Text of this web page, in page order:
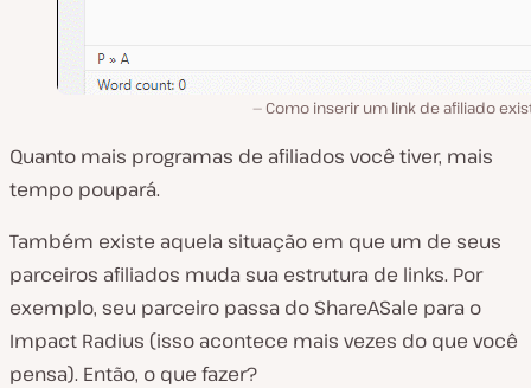
Como inserir um link de afiliado
Quanto mais programas de afiliados você tiver, mais
tempo poupará.
Também existe aquela situação em que um de seus
parceiros afiliados muda sua estrutura de links. Por
exemplo, seu parceiro passa do ShareASale para o
Impact Radius (isso acontece mais vezes do que você
pensa). Então, o que fazer?